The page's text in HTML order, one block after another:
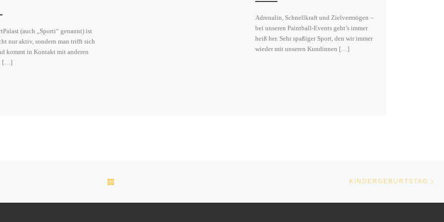
(auch „Sporti“ genannt) ist
nur aktiv, sondern man trifft sich
kommt in Kontakt mit anderen
[…]
Adrenalin, Schnellkraft und Zielvermögen –
bei unseren Paintball-Events geht’s immer
heiß her. Sehr spaßiger Sport, den wir immer
wieder mit unseren Kundinnen […]
KINDERGEBURTSTAG